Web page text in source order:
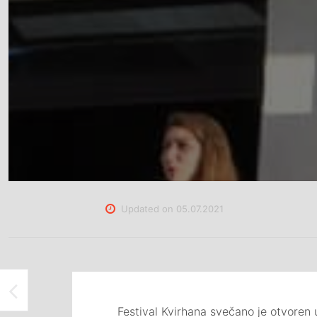
Updated on 05.07.2021
Festival Kvirhana svečano je